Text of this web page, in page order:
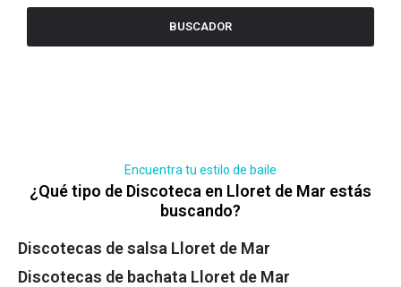
BUSCADOR
Encuentra tu estilo de baile
¿Qué tipo de Discoteca en Lloret de Mar estás
buscando?
Discotecas de salsa Lloret de Mar
Discotecas de bachata Lloret de Mar